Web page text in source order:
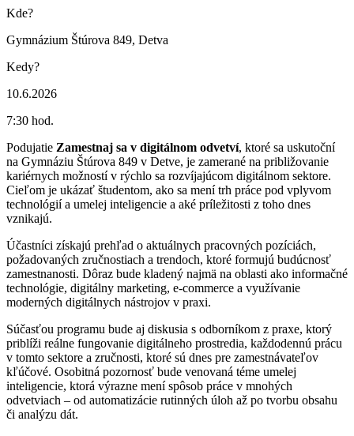
Kde?
Gymnázium Štúrova 849, Detva
Kedy?
10.6.2026
7:30 hod.
Podujatie Zamestnaj sa v digitálnom odvetví, ktoré sa uskutoční
na Gymnáziu Štúrova 849 v Detve, je zamerané na približovanie
kariérnych možností v rýchlo sa rozvíjajúcom digitálnom sektore.
Cieľom je ukázať študentom, ako sa mení trh práce pod vplyvom
technológií a umelej inteligencie a aké príležitosti z toho dnes
vznikajú.
Účastníci získajú prehľad o aktuálnych pracovných pozíciách,
požadovaných zručnostiach a trendoch, ktoré formujú budúcnosť
zamestnanosti. Dôraz bude kladený najmä na oblasti ako informačné
technológie, digitálny marketing, e-commerce a využívanie
moderných digitálnych nástrojov v praxi.
Súčasťou programu bude aj diskusia s odborníkom z praxe, ktorý
priblíži reálne fungovanie digitálneho prostredia, každodennú prácu
v tomto sektore a zručnosti, ktoré sú dnes pre zamestnávateľov
kľúčové. Osobitná pozornosť bude venovaná téme umelej
inteligencie, ktorá výrazne mení spôsob práce v mnohých
odvetviach – od automatizácie rutinných úloh až po tvorbu obsahu
či analýzu dát.